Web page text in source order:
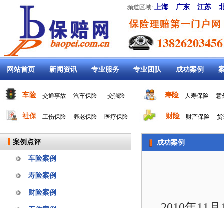
频道区域: 上海 广东 江苏
网站首页 新闻资讯 专业服务 专业团队 成功案例
车险 交通事故 汽车保险 交强险 寿险 人寿保险 意
社保 工伤保险 养老保险 医疗保险 财险 财产保险 货
案例点评
车险案例
寿险案例
财险案例
成功案例